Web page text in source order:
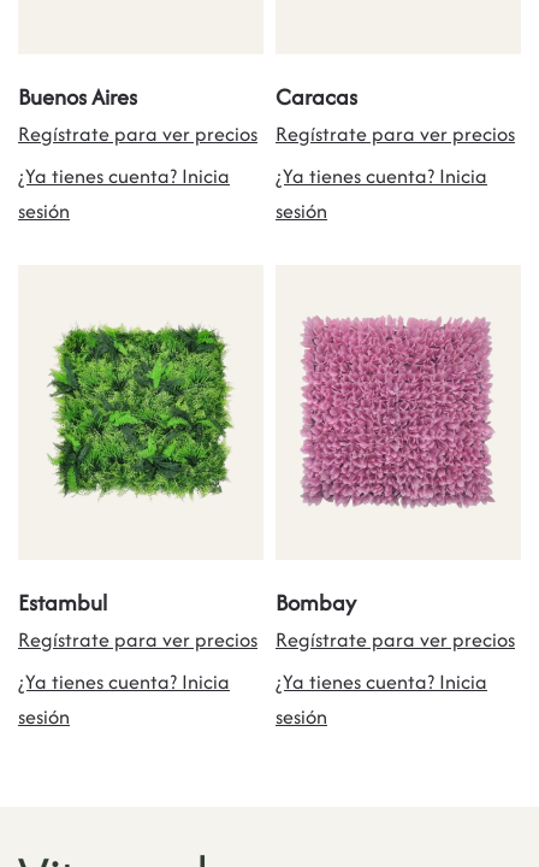
Buenos Aires
Regístrate para ver precios
¿Ya tienes cuenta? Inicia
sesión
Caracas
Regístrate para ver precios
¿Ya tienes cuenta? Inicia
sesión
Estambul
Regístrate para ver precios
¿Ya tienes cuenta? Inicia
sesión
Bombay
Regístrate para ver precios
¿Ya tienes cuenta? Inicia
sesión